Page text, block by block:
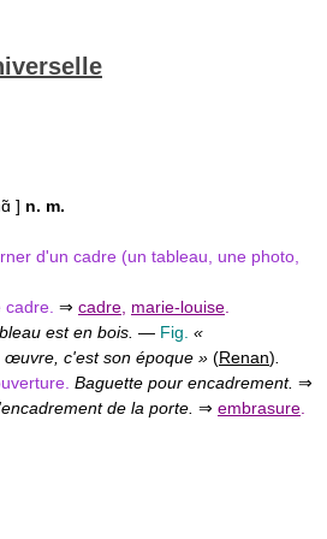
] n. m.
d'un cadre (un tableau, une photo,
⇒ cadre marie-louise
est en bois. — Fig. «
c'est son époque » (Renan)
Baguette pour encadrement. ⇒
de la porte. ⇒ embrasure